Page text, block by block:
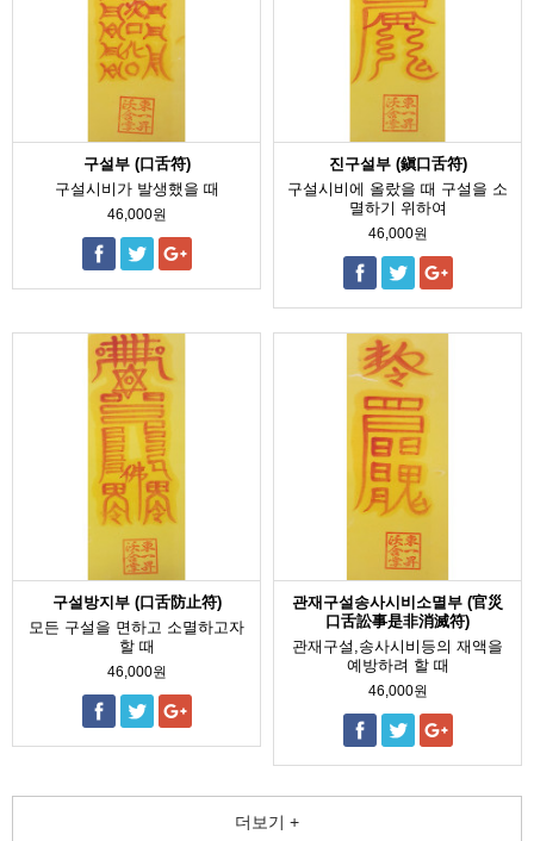
구설부 (口舌符)
구설시비가 발생했을 때
46,000원
진구설부 (鎭口舌符)
구설시비에 올랐을 때 구설을 소
멸하기 위하여
46,000원
구설방지부 (口舌防止符)
모든 구설을 면하고 소멸하고자
할 때
46,000원
관재구설송사시비소멸부 (官災
口舌訟事是非消滅符)
관재구설,송사시비등의 재액을
예방하려 할 때
46,000원
더보기 +